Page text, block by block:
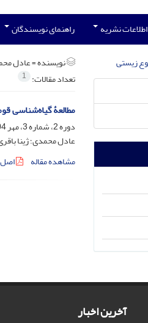
اطلاعات نشریه راهنمای نویسندگان
نویسنده =عادل
تعداد مقالات: 1
مطالعۀ گیاه‌شناسی
دوره 2، شماره 3، مهر 1404، صفحه
عادل محمدی؛ ژینا
مشاهده مقاله
اصل
آخرین اخبار